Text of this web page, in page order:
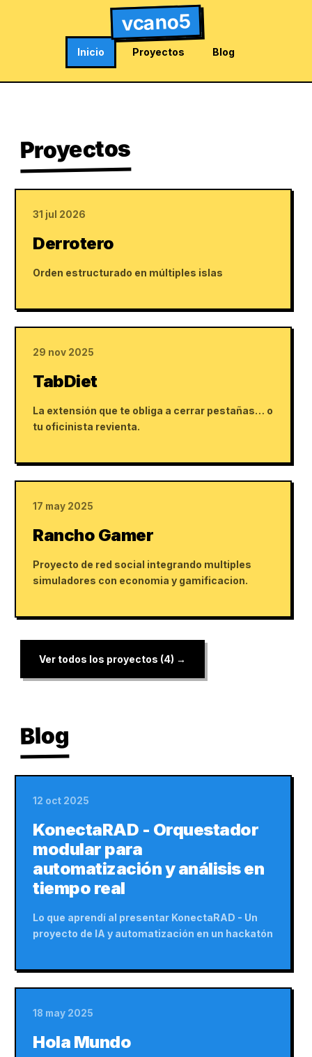
vcano5
Inicio Proyectos Blog
Proyectos
31 jul 2026
Derrotero
Orden estructurado en múltiples islas
29 nov 2025
TabDiet
La extensión que te obliga a cerrar pestañas… o
tu oficinista revienta.
17 may 2025
Rancho Gamer
Proyecto de red social integrando multiples
simuladores con economia y gamificacion.
Ver todos los proyectos (4) →
Blog
12 oct 2025
KonectaRAD - Orquestador
modular para
automatización y análisis en
tiempo real
Lo que aprendí al presentar KonectaRAD - Un
proyecto de IA y automatización en un hackatón
18 may 2025
Hola Mundo